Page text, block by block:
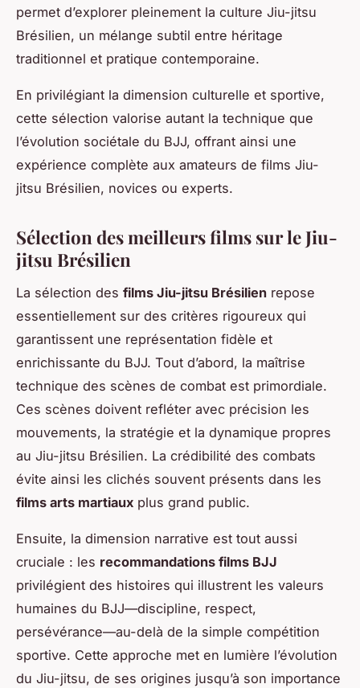
permet d’explorer pleinement la culture Jiu-jitsu
Brésilien, un mélange subtil entre héritage
traditionnel et pratique contemporaine.
En privilégiant la dimension culturelle et sportive,
cette sélection valorise autant la technique que
l’évolution sociétale du BJJ, offrant ainsi une
expérience complète aux amateurs de films Jiu-
jitsu Brésilien, novices ou experts.
Sélection des meilleurs films sur le Jiu-
jitsu Brésilien
La sélection des films Jiu-jitsu Brésilien repose
essentiellement sur des critères rigoureux qui
garantissent une représentation fidèle et
enrichissante du BJJ. Tout d’abord, la maîtrise
technique des scènes de combat est primordiale.
Ces scènes doivent refléter avec précision les
mouvements, la stratégie et la dynamique propres
au Jiu-jitsu Brésilien. La crédibilité des combats
évite ainsi les clichés souvent présents dans les
films arts martiaux plus grand public.
Ensuite, la dimension narrative est tout aussi
cruciale : les recommandations films BJJ
privilégient des histoires qui illustrent les valeurs
humaines du BJJ—discipline, respect,
persévérance—au-delà de la simple compétition
sportive. Cette approche met en lumière l’évolution
du Jiu-jitsu, de ses origines jusqu’à son importance